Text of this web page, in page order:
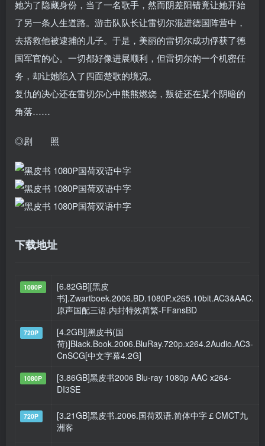
她为了隐藏身份，当了一名歌手，然而阴差阳错竟让她开始
了另一条人生道路。游击队队长让雷切尔混进德国阵营中，
去搭救他被逮捕的儿子。于是，美丽的雷切尔成功俘获了德
国军官的心。一切都好像进展顺利，但雷切尔的一个机密任
务，却让她陷入了四面楚歌的境况。
复仇的决心还在雷切尔心中熊熊燃烧，叛徒还在某个阴暗的
角落……
◎剧 照
下载地址
1080P
[6.82GB][黑皮
书].Zwartboek.2006.BD.1080P.x265.10bit.AC3&AAC.
原声国配三语.内封特效简繁-FFansBD
720P
[4.2GB][黑皮书(国
荷)]Black.Book.2006.BluRay.720p.x264.2Audio.AC3-
CnSCG[中文字幕4.2G]
1080P
[3.86GB]黑皮书2006 Blu-ray 1080p AAC x264-
DI3SE
720P
[3.21GB]黑皮书.2006.国荷双语.简体中字￡CMCT九
洲客